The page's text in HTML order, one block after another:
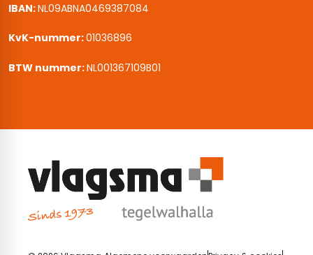
IBAN:NL09ABNA0469387084
KvK-nummer:01036896
BTW nummer:NL001367109B01